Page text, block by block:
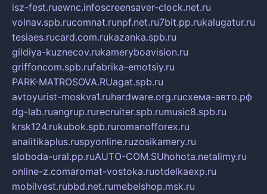
isz-fest.ruewnc.infoscreensaver-clock.net.ru
volnav.spb.rucomnat.runpf.net.ru7bit.pp.rukalugatur.ru
tesiaes.rucard.com.rukazanka.spb.ru
gildiya-kuznecov.rukameryboavision.ru
griffoncom.spb.rufabrika-emotsiy.ru
PARK-MATROSOVA.RUagat.spb.ru
avtoyurist-moskva1.ruhardware.org.ruсхема-авто.рф
dg-lab.ruangrup.rurecruiter.spb.rumusic8.spb.ru
krsk124.rukubok.spb.ruromanofforex.ru
analitikaplus.ruspyonline.ruzosikamery.ru
sloboda-ural.pp.ruAUTO-COM.SUhohota.netalimy.ru
online-z.comaromat-vostoka.ruotdelkaexp.ru
mobilvest.rubbd.net.rumebelshop.msk.ru